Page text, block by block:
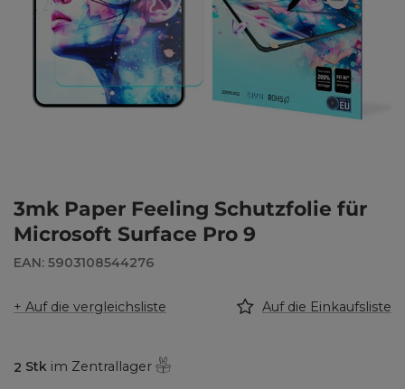
3mk Paper Feeling Schutzfolie für
Microsoft Surface Pro 9
EAN: 5903108544276
+ Auf die vergleichsliste Auf die Einkaufsliste
2 Stk im Zentrallager